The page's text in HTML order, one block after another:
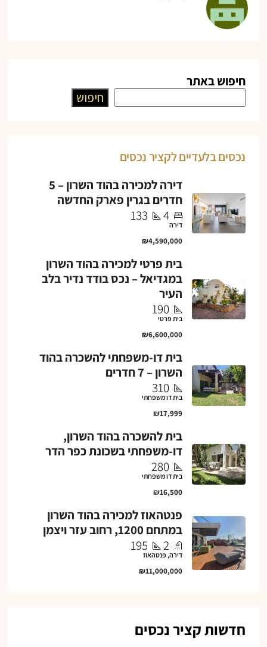
חיפוש באתר
חיפוש
נכסים בלעדיים לקציר נכסים
דירה למכירה בהוד השרון – 5
חדרים בגרין פארק החדשה
4
133
דירה
₪4,590,000
בית פרטי למכירה בהוד השרון
במגדיאל – נכס בודד נדיר בלב
העיר
190
בית פרטי
₪6,600,000
בית דו-משפחתי להשכרה בהוד
השרון – 7 חדרים
310
בית דו משפחתי
₪17,999
בית להשכרה בהוד השרון,
דו-משפחתי בשכונת כפר הדר
280
בית דו משפחתי
₪16,500
פנטהאוז למכירה בהוד השרון
במתחם 1200, רחוב עזר ויצמן
2
195
דירה, פנטהאוז
₪11,000,000
חדשות קציר נכסים